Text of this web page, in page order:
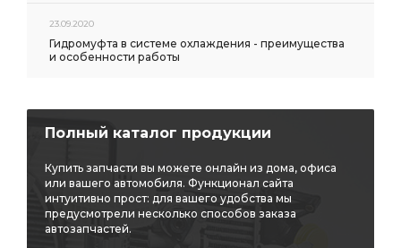
23.09.2020
Гидромуфта в системе охлаждения - преимущества
и особенности работы
Полный каталог продукции
Купить запчасти вы можете онлайн из дома, офиса
или вашего автомобиля. Функционал сайта
интуитивно прост: для вашего удобства мы
предусмотрели несколько способов заказа
автозапчастей.